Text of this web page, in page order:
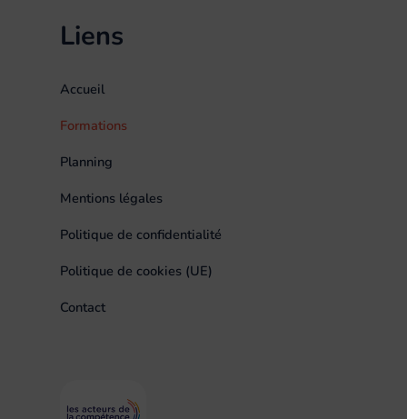
Liens
Accueil
Formations
Planning
Mentions légales
Politique de confidentialité
Politique de cookies (UE)
Contact